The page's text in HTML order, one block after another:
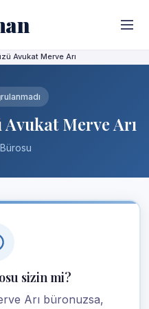
Avukat Merve Arı
Merve Arı
sizin mi?
Arı büronuzsa,